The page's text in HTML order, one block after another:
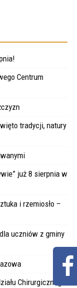
Centrum
tradycji, natury
już 8 sierpnia w
i rzemiosło –
uczniów z gminy
Chirurgicznego